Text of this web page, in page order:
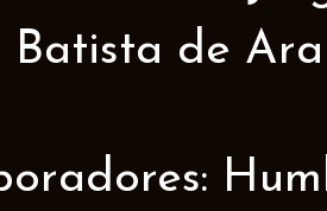
Batista de